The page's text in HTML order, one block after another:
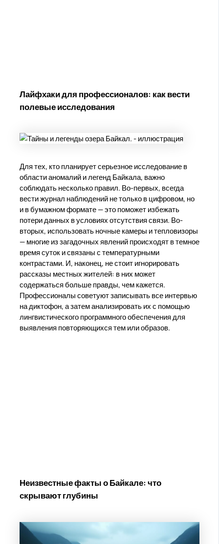
Лайфхаки для профессионалов: как вести
полевые исследования
Для тех, кто планирует серьезное исследование в
области аномалий и легенд Байкала, важно
соблюдать несколько правил. Во-первых, всегда
вести журнал наблюдений не только в цифровом, но
и в бумажном формате — это поможет избежать
потери данных в условиях отсутствия связи. Во-
вторых, использовать ночные камеры и тепловизоры
— многие из загадочных явлений происходят в темное
время суток и связаны с температурными
контрастами. И, наконец, не стоит игнорировать
рассказы местных жителей: в них может
содержаться больше правды, чем кажется.
Профессионалы советуют записывать все интервью
на диктофон, а затем анализировать их с помощью
лингвистического программного обеспечения для
выявления повторяющихся тем или образов.
Неизвестные факты о Байкале: что
скрывают глубины